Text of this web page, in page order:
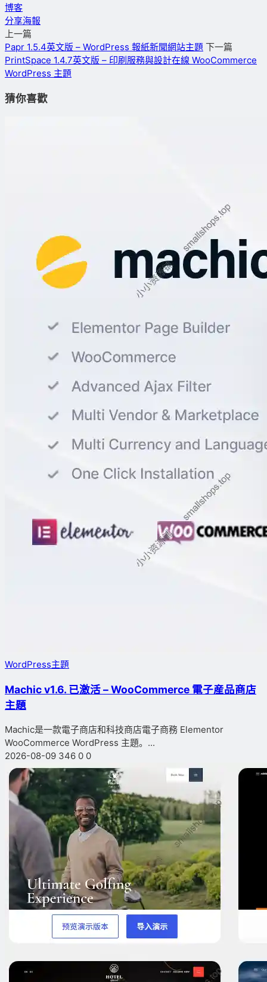
博客
分享海報
上一篇
Papr 1.5.4英文版 – WordPress 報紙新聞網站主題 下一篇
PrintSpace 1.4.7英文版 – 印刷服務與設計在線 WooCommerce
WordPress 主題
猜你喜歡
WordPress主題
Machic v1.6. 已激活 – WooCommerce 電子産品商店
主題
Machic是一款電子商店和科技商店電子商務 Elementor
WooCommerce WordPress 主題。...
2026-08-09 346 0 0